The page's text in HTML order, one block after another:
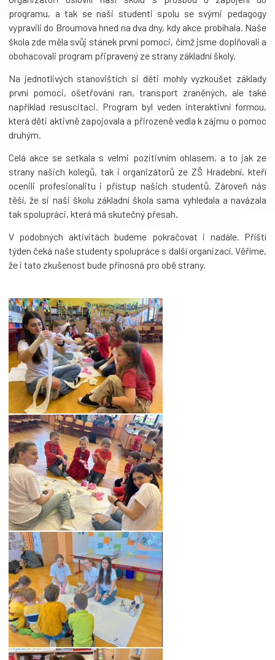
programu, a tak se naši studenti spolu se svými pedagogy
vypravili do Broumova hned na dva dny, kdy akce probíhala. Naše
škola zde měla svůj stánek první pomoci, čímž jsme doplňovali a
obohacovali program připravený ze strany základní školy.
Na jednotlivých stanovištích si děti mohly vyzkoušet základy
první pomoci, ošetřování ran, transport zraněných, ale také
například resuscitaci. Program byl veden interaktivní formou,
která děti aktivně zapojovala a přirozeně vedla k zájmu o pomoc
druhým.
Celá akce se setkala s velmi pozitivním ohlasem, a to jak ze
strany našich kolegů, tak i organizátorů ze ZŠ Hradební, kteří
ocenili profesionalitu i přístup našich studentů. Zároveň nás
těší, že si naši školu základní škola sama vyhledala a navázala
tak spolupráci, která má skutečný přesah.
V podobných aktivitách budeme pokračovat i nadále. Příští
týden čeká naše studenty spolupráce s další organizací. Věříme,
že i tato zkušenost bude přínosná pro obě strany.